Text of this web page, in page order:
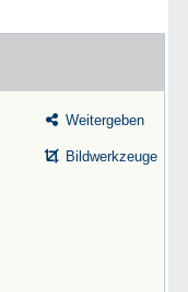
Weitergeben
Bildwerkzeuge